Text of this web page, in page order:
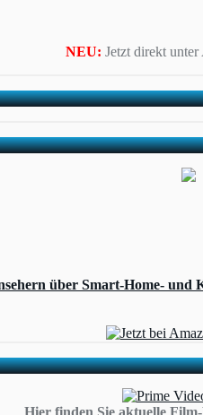
NEU: Jetzt direkt
über Smart-Home- und